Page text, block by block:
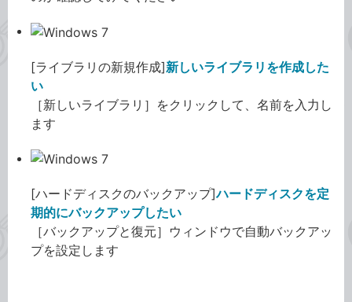
[ライブラリの新規作成]新しいライブラリを作成した
い
［新しいライブラリ］をクリックして、名前を入力し
ます
[ハードディスクのバックアップ]ハードディスクを定
期的にバックアップしたい
［バックアップと復元］ウィンドウで自動バックアッ
プを設定します